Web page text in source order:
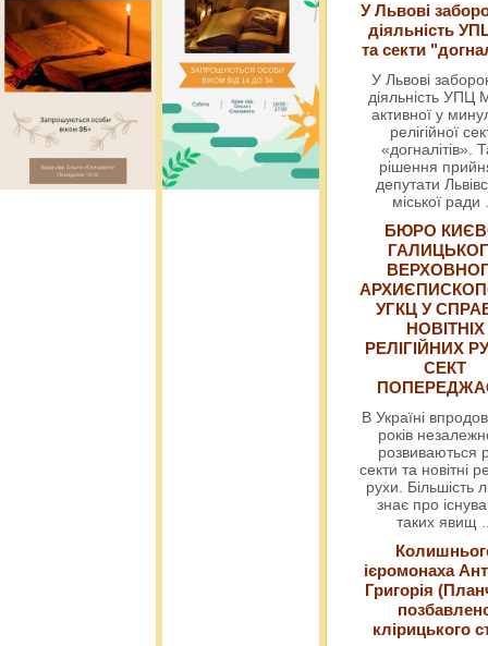
У Львові
діяльність
та секти
У Львові
діяльність УПЦ
активної у
релігійної
«догналітів».
рішення
депутати
міської ради
БЮРО
УГКЦ У
НОВІТНІХ
РЕЛІГІЙНИХ
СЕКТ
В Україні
років
розвиваються
секти та новітні
рухи. Більшість
знає про
таких явищ
ієромонаха
Григорія
клірицького